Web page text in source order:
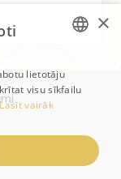
ESTONIAN
×
lietotāju
visu sīkfailu
Lasīt vairāk